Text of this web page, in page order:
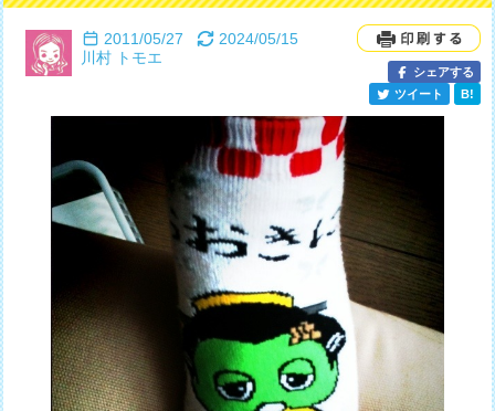
2011/05/27
2024/05/15
川村 トモエ
シェアする
ツイート
B!